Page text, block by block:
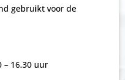
gebruikt voor de
– 16.30 uur